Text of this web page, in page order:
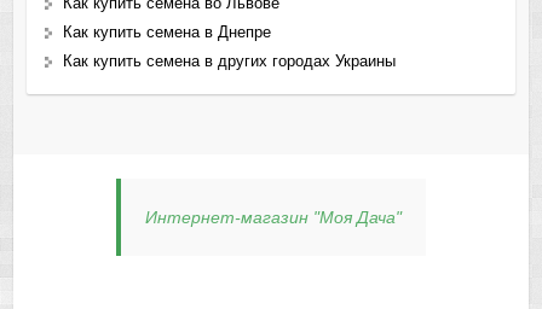
Как купить семена в Днепре
Как купить семена в других городах Украины
Интернет-магазин "Моя Дача"